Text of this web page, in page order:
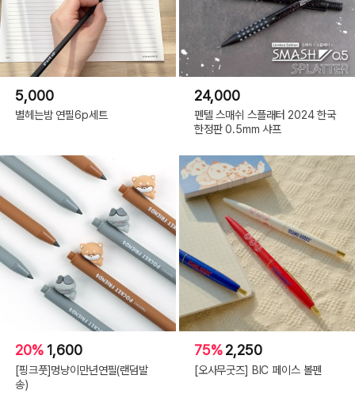
5,000
별헤는밤 연필6p세트
24,000
펜텔 스매쉬 스플래터 2024 한국
한정판 0.5mm 샤프
20% 1,600
[핑크풋]멍냥이만년연필(랜덤발
송)
75%2,250
[오사무굿즈] BIC 페이스 볼펜